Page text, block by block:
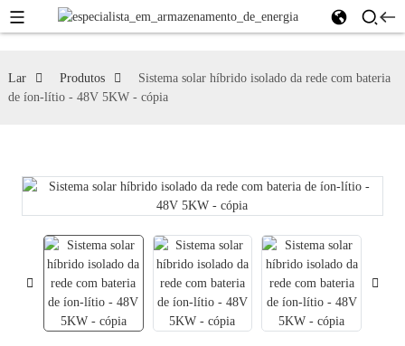
Lar Produtos
Sistema solar híbrido isolado da rede com bateria
de íon-lítio - 48V 5KW - cópia